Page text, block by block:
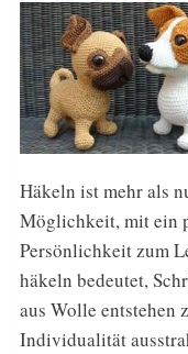
Häkeln ist mehr als
Möglichkeit, mit ein
Persönlichkeit zum
häkeln bedeutet,
aus Wolle entstehen
Individualität